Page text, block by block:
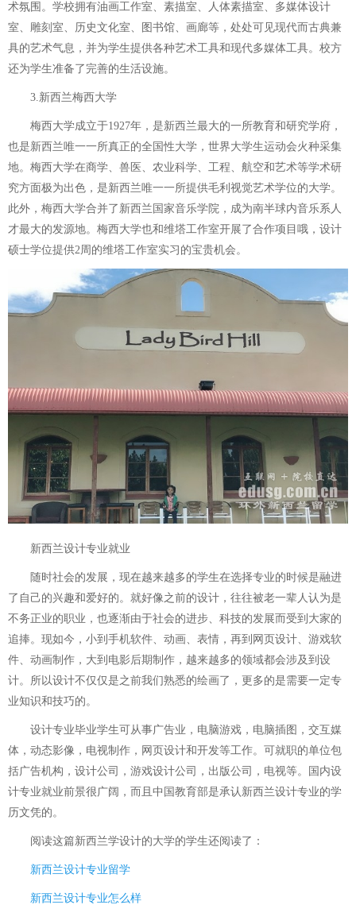
术氛围。学校拥有油画工作室、素描室、人体素描室、多媒体设计
室、雕刻室、历史文化室、图书馆、画廊等，处处可见现代而古典兼
具的艺术气息，并为学生提供各种艺术工具和现代多媒体工具。校方
还为学生准备了完善的生活设施。
3.新西兰梅西大学
梅西大学成立于1927年，是新西兰最大的一所教育和研究学府，
也是新西兰唯一一所真正的全国性大学，世界大学生运动会火种采集
地。梅西大学在商学、兽医、农业科学、工程、航空和艺术等学术研
究方面极为出色，是新西兰唯一一所提供毛利视觉艺术学位的大学。
此外，梅西大学合并了新西兰国家音乐学院，成为南半球内音乐系人
才最大的发源地。梅西大学也和维塔工作室开展了合作项目哦，设计
硕士学位提供2周的维塔工作室实习的宝贵机会。
新西兰设计专业就业
随时社会的发展，现在越来越多的学生在选择专业的时候是融进
了自己的兴趣和爱好的。就好像之前的设计，往往被老一辈人认为是
不务正业的职业，也逐渐由于社会的进步、科技的发展而受到大家的
追捧。现如今，小到手机软件、动画、表情，再到网页设计、游戏软
件、动画制作，大到电影后期制作，越来越多的领域都会涉及到设
计。所以设计不仅仅是之前我们熟悉的绘画了，更多的是需要一定专
业知识和技巧的。
设计专业毕业学生可从事广告业，电脑游戏，电脑插图，交互媒
体，动态影像，电视制作，网页设计和开发等工作。可就职的单位包
括广告机构，设计公司，游戏设计公司，出版公司，电视等。国内设
计专业就业前景很广阔，而且中国教育部是承认新西兰设计专业的学
历文凭的。
阅读这篇新西兰学设计的大学的学生还阅读了：
新西兰设计专业留学
新西兰设计专业怎么样